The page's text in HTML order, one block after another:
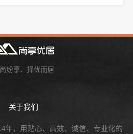
纷享、择优而居
关于我们
年，用贴心、高效、诚信、专业化的